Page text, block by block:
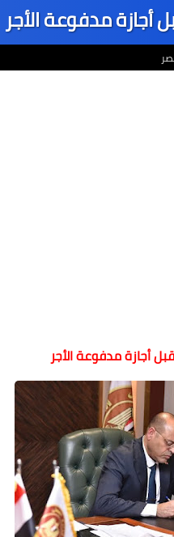
أجازة مدفوعة الأجر
أجازة مدفوعة الأجر